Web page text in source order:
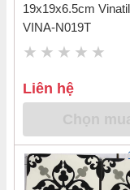
19x19x6.5cm
VINA-N019T
Liên hệ